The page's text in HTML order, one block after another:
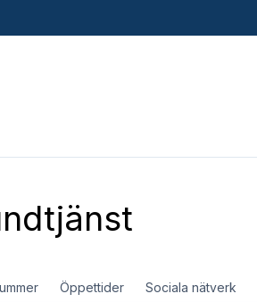
Öppettider Sociala nätverk